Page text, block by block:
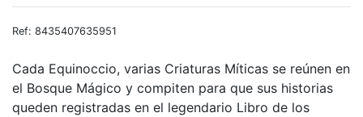
Ref: 8435407635951
Cada Equinoccio, varias Criaturas Míticas se reúnen en
el Bosque Mágico y compiten para que sus historias
queden registradas en el legendario Libro de los